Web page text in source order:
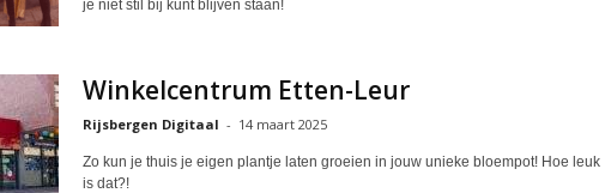
je niet stil bij kunt blijven staan!
Winkelcentrum Etten-Leur
Rijsbergen Digitaal - 14 maart 2025
Zo kun je thuis je eigen plantje laten groeien in jouw unieke bloempot! Hoe leuk
is dat?!